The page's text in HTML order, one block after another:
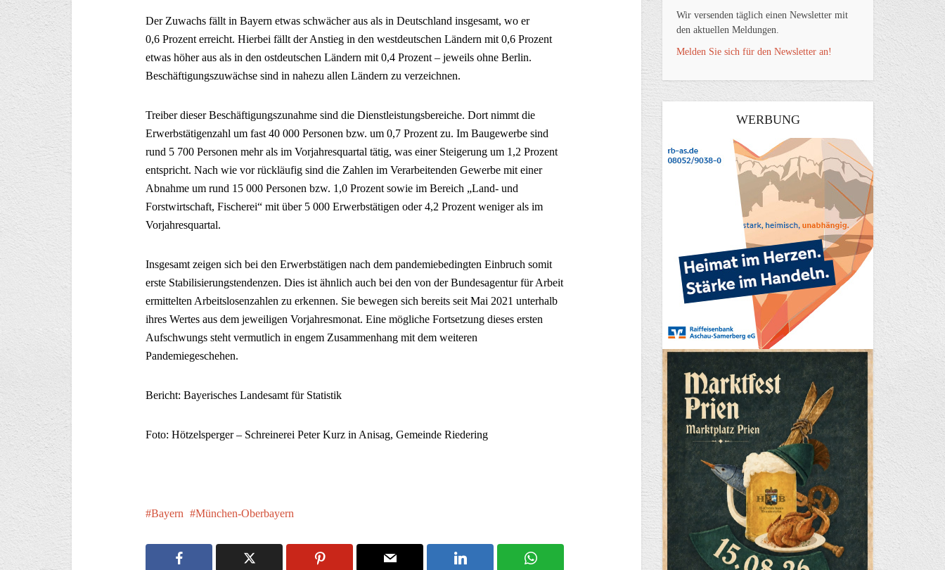
Der Zuwachs fällt in Bayern etwas schwächer aus als in Deutschland insgesamt, wo er
0,6 Prozent erreicht. Hierbei fällt der Anstieg in den westdeutschen Ländern mit 0,6 Prozent
etwas höher aus als in den ostdeutschen Ländern mit 0,4 Prozent – jeweils ohne Berlin.
Beschäftigungszuwächse sind in nahezu allen Ländern zu verzeichnen.
Treiber dieser Beschäftigungszunahme sind die Dienstleistungsbereiche. Dort nimmt die
Erwerbstätigenzahl um fast 40 000 Personen bzw. um 0,7 Prozent zu. Im Baugewerbe sind
rund 5 700 Personen mehr als im Vorjahresquartal tätig, was einer Steigerung um 1,2 Prozent
entspricht. Nach wie vor rückläufig sind die Zahlen im Verarbeitenden Gewerbe mit einer
Abnahme um rund 15 000 Personen bzw. 1,0 Prozent sowie im Bereich „Land- und
Forstwirtschaft, Fischerei“ mit über 5 000 Erwerbstätigen oder 4,2 Prozent weniger als im
Vorjahresquartal.
Insgesamt zeigen sich bei den Erwerbstätigen nach dem pandemiebedingten Einbruch somit
erste Stabilisierungstendenzen. Dies ist ähnlich auch bei den von der Bundesagentur für Arbeit
ermittelten Arbeitslosenzahlen zu erkennen. Sie bewegen sich bereits seit Mai 2021 unterhalb
ihres Wertes aus dem jeweiligen Vorjahresmonat. Eine mögliche Fortsetzung dieses ersten
Aufschwungs steht vermutlich in engem Zusammenhang mit dem weiteren
Pandemiegeschehen.
Bericht: Bayerisches Landesamt für Statistik
Foto: Hötzelsperger – Schreinerei Peter Kurz in Anisag, Gemeinde Riedering
Bayern München-Oberbayern
Wir versenden täglich einen Newsletter mit
den aktuellen Meldungen.
Melden Sie sich für den Newsletter an!
WERBUNG